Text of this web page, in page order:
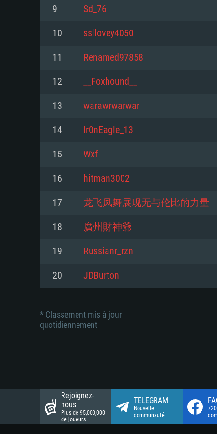
Minimum
Mémoire: 4 GB
Carte graphique supportant
Radeon 77XX / NVIDIA GeForce
résolution minimale supportée
Connection: Connexion Internet
Disque dur: 23.1 Go (client
Minimum
processeurs Intel Xeon ne sont
Mémoire: 6 GB
Carte graphique: Intel Iris Pro
analogue AMD/Nvidia. La
Connection: Connexion Internet
Disque dur: 62,2 Go (client
Minimum
modernes
Processeur: Dual-Core 2.4 GHz
Mémoire: 4 GB
Carte graphique: NVIDIA 660
drivers (moins de 6 mois) / de
de 720p)
Connection: Connexion Internet
Disque dur: 62,2 Go (client
9 Sd_76
10 ssllovey4050
11 Renamed97858
12 __Foxhound__
13 warawrwarwar
14 Ir0nEagle_13
15 Wxf
16 hitman3002
17 龙飞凤舞展现无与伦比的力量
18 廣州財神爺
19 Russianr_rzn
20 JDBurton
* Classement mis à jour
quotidiennement
Rejoignez-
nous
Plus de 95,000,000
de joueurs
TELEGRAM
Nouvelle
communauté